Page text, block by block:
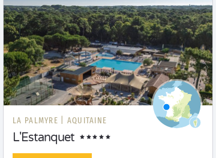
LA PALMYRE | AQUITAINE
L'Estanquet